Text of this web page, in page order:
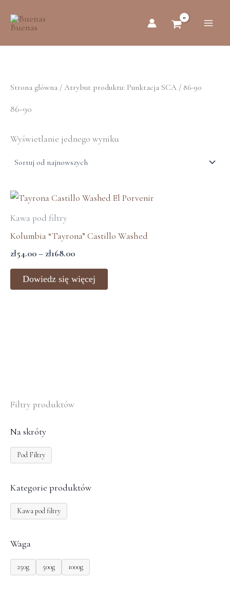
Filtry produktów
Na skróty
Pod Filtry
Kategorie produktów
Kawa pod filtry
Waga
250g 500g 1000g
Strona główna / Atrybut produktu: Punktacja SCA / 86-90
86-90
Wyświetlanie jednego wyniku
Kawa pod filtry
Kolumbia “Tayrona” Castillo Washed
zł54.00– zł168.00
Zakres
zł54.00
zł168.00
Dowiedz się więcej